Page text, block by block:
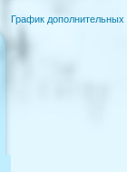
График